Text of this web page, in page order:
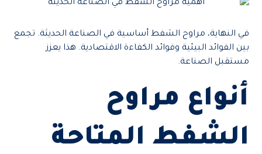
في النهاية، مراوح الشفط أساسية في الصناعة الحديثة. تجمع
بين الفوائد البيئية وفوائد الكفاءة الاقتصادية. هذا يعزز
مستقبل الصناعة.
أنواع مراوح
الشفط المتاحة